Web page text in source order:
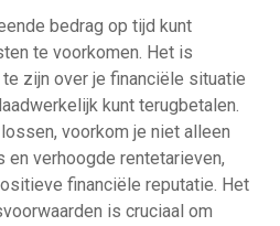
bedrag op tijd kunt
te voorkomen. Het is
zijn over je financiële situatie
kunt terugbetalen.
voorkom je niet alleen
verhoogde rentetarieven,
financiële reputatie. Het
is cruciaal om